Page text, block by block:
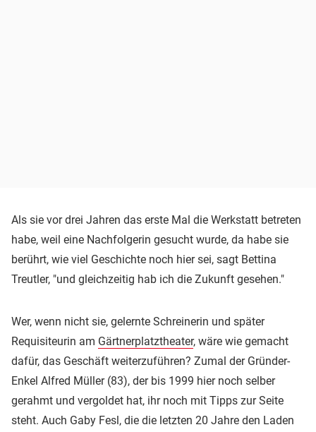
Als sie vor drei Jahren das erste Mal die Werkstatt betreten
habe, weil eine Nachfolgerin gesucht wurde, da habe sie
berührt, wie viel Geschichte noch hier sei, sagt Bettina
Treutler, "und gleichzeitig hab ich die Zukunft gesehen."
Wer, wenn nicht sie, gelernte Schreinerin und später
Requisiteurin am Gärtnerplatztheater, wäre wie gemacht
dafür, das Geschäft weiterzuführen? Zumal der Gründer-
Enkel Alfred Müller (83), der bis 1999 hier noch selber
gerahmt und vergoldet hat, ihr noch mit Tipps zur Seite
steht. Auch Gaby Fesl, die die letzten 20 Jahre den Laden